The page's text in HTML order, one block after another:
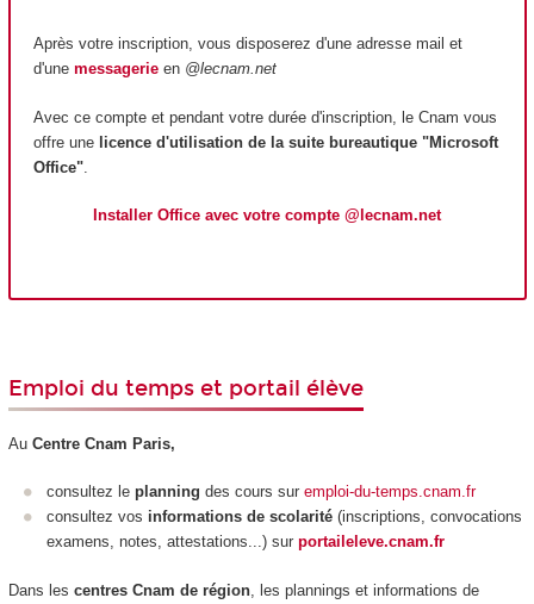
Après votre inscription, vous disposerez d'une adresse mail et
d'une messagerie en @lecnam.net
Avec ce compte et pendant votre durée d'inscription, le Cnam vous
offre une licence d'utilisation de la suite bureautique "Microsoft
Office"
Installer Office avec votre compte @lecnam.net
Emploi du temps et portail élève
Au Centre Cnam Paris,
consultez le planning des cours sur emploi-du-temps.cnam.fr
consultez vos informations de scolarité (inscriptions, convocations
examens, notes, attestations...) sur portaileleve.cnam.fr
Dans les centres Cnam de région, les plannings et informations de